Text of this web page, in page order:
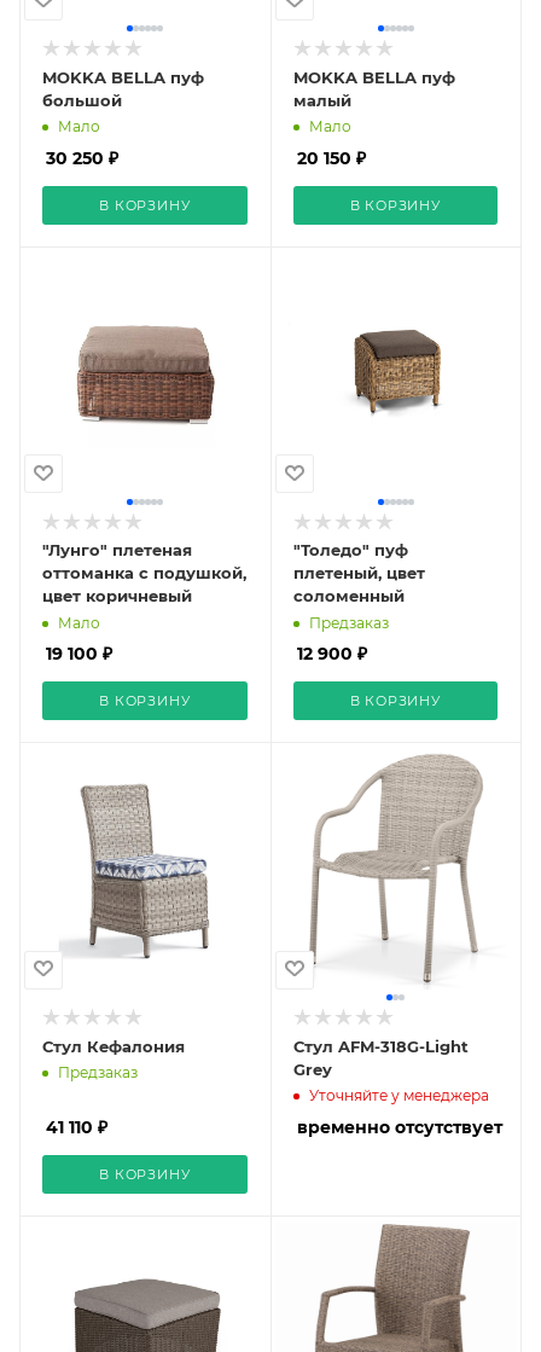
MOKKA BELLA пуф
большой
Мало
30 250 ₽
В КОРЗИНУ
MOKKA BELLA пуф
малый
Мало
20 150 ₽
В КОРЗИНУ
"Лунго" плетеная
оттоманка с подушкой,
цвет коричневый
Мало
19 100 ₽
В КОРЗИНУ
"Толедо" пуф
плетеный, цвет
соломенный
Предзаказ
12 900 ₽
В КОРЗИНУ
Стул Кефалония
Предзаказ
41 110 ₽
В КОРЗИНУ
Стул AFM-318G-Light
Grey
Уточняйте у менеджера
временно отсутствует